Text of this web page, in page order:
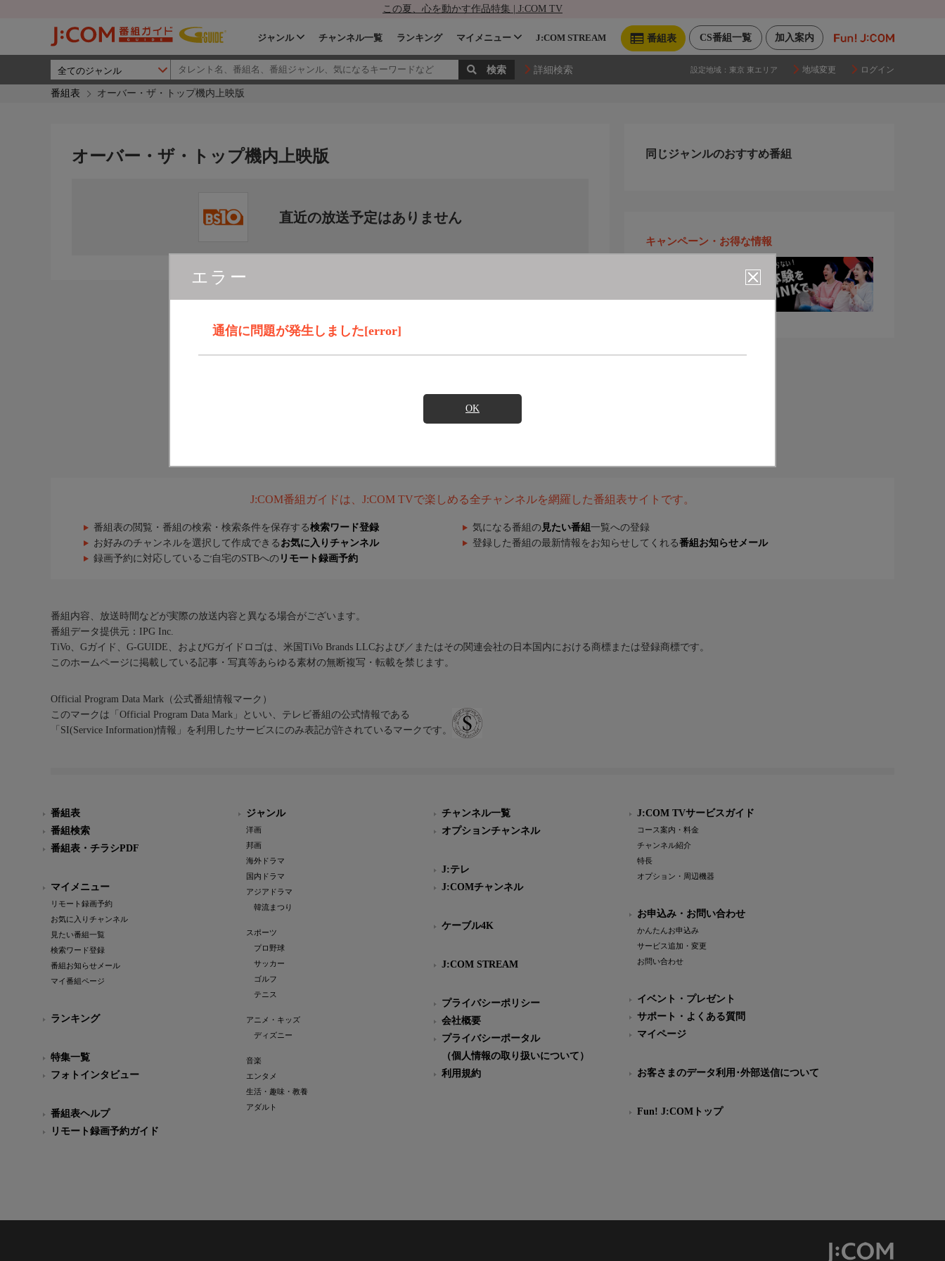
この夏、心を動かす作品特集 | J:COM TV
加入案内
CS番組一覧
番組表
ジャンル チャンネル一覧 ランキング マイメニュー J:COM STREAM
詳細検索 設定地域： 東京 東エリア 地域変更 ログイン
番組表 オーバー・ザ・トップ機内上映版
エラー
通信に問題が発生しました[error]
OK
オーバー・ザ・トップ機内上映版
直近の放送予定はありません
同じジャンルのおすすめ番組
キャンペーン・お得な情報
J:COM番組ガイドは、J:COM TVで楽しめる全チャンネルを網羅した番組表サイトです。
番組表の閲覧・番組の検索・検索条件を保存する検索ワード登録 気になる番組の 見たい番組 一覧への登録
お好みのチャンネルを選択して作成できる お気に入りチャンネル 登録した番組の最新情報をお知らせしてくれる番組お知らせメール
録画予約に対応しているご自宅のSTBへの リモート録画予約
番組内容、放送時間などが実際の放送内容と異なる場合がございます。
番組データ提供元：IPG Inc.
TiVo、Gガイド、G-GUIDE、およびGガイドロゴは、米国TiVo Brands LLCおよび／またはその関連会社の日本国内における商標または登録商標です。
このホームページに掲載している記事・写真等あらゆる素材の無断複写・転載を禁じます。
Official Program Data Mark（公式番組情報マーク）
このマークは「Official Program Data Mark」といい、テレビ番組の公式情報である
「SI(Service Information)情報」を利用したサービスにのみ表記が許されているマークです。
番組表
番組検索
番組表・チラシPDF
マイメニュー
リモート録画予約
お気に入りチャンネル
見たい番組一覧
検索ワード登録
番組お知らせメール
マイ番組ページ
ランキング
特集一覧
フォトインタビュー
番組表ヘルプ
リモート録画予約ガイド
ジャンル
洋画
邦画
海外ドラマ
国内ドラマ
アジアドラマ
韓流まつり
スポーツ
プロ野球
サッカー
ゴルフ
テニス
アニメ・キッズ
ディズニー
音楽
エンタメ
生活・趣味・教養
アダルト
チャンネル一覧
オプションチャンネル
J:テレ
J:COMチャンネル
ケーブル4K
J:COM STREAM
プライバシーポリシー
会社概要
プライバシーポータル
（個人情報の取り扱いについて）
利用規約
J:COM TVサービスガイド
コース案内・料金
チャンネル紹介
特長
オプション・周辺機器
お申込み・お問い合わせ
かんたんお申込み
サービス追加・変更
お問い合わせ
イベント・プレゼント
サポート・よくある質問
マイページ
お客さまのデータ利用･外部送信について
Fun! J:COMトップ